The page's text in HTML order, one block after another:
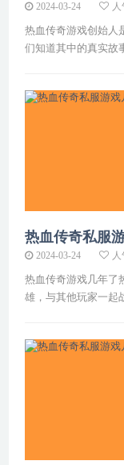
2024-03-24 人
热血传奇游戏创始人
们知道其中的真实故
热血传奇私服
2024-03-24
热血传奇游戏几年了
雄，与其他玩家一起